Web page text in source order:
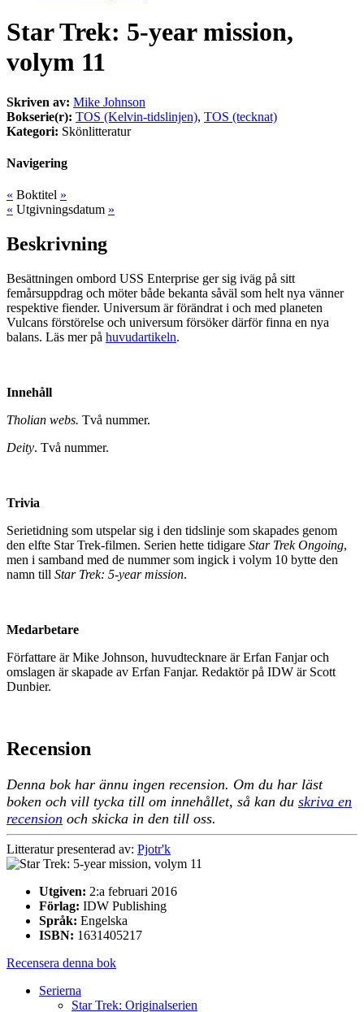
Star Trek: 5-year mission,
volym 11
Skriven av: Mike Johnson
Bokserie(r): TOS (Kelvin-tidslinjen), TOS (tecknat)
Kategori: Skönlitteratur
Navigering
« Boktitel »
« Utgivningsdatum »
Beskrivning
Besättningen ombord USS Enterprise ger sig iväg på sitt
femårsuppdrag och möter både bekanta såväl som helt nya vänner
respektive fiender. Universum är förändrat i och med planeten
Vulcans förstörelse och universum försöker därför finna en nya
balans. Läs mer på huvudartikeln.
Innehåll
Tholian webs. Två nummer.
Deity. Två nummer.
Trivia
Serietidning som utspelar sig i den tidslinje som skapades genom
den elfte Star Trek-filmen. Serien hette tidigare Star Trek Ongoing,
men i samband med de nummer som ingick i volym 10 bytte den
namn till Star Trek: 5-year mission.
Medarbetare
Författare är Mike Johnson, huvudtecknare är Erfan Fanjar och
omslagen är skapade av Erfan Fanjar. Redaktör på IDW är Scott
Dunbier.
Recension
Denna bok har ännu ingen recension. Om du har läst
boken och vill tycka till om innehållet, så kan du skriva en
recension och skicka in den till oss.
Litteratur presenterad av: Pjotr'k
Utgiven: 2:a februari 2016
Förlag: IDW Publishing
Språk: Engelska
ISBN: 1631405217
Recensera denna bok
Serierna
Star Trek: Originalserien